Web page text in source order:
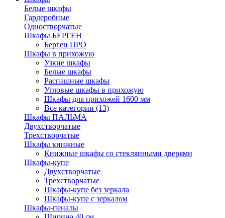
Белые шкафы
Гардеробные
Одностворчатые
Шкафы БЕРГЕН
Берген ПРО
Шкафы в прихожую
Узкие шкафы
Белые шкафы
Распашные шкафы
Угловые шкафы в прихожую
Шкафы для прихожей 1600 мм
Все категории (13)
Шкафы ПАЛЬМА
Двухстворчатые
Трехстворчатые
Шкафы книжные
Книжные шкафы со стеклянными дверями
Шкафы-купе
Двухстворчатые
Трехстворчатые
Шкафы-купе без зеркала
Шкафы-купе с зеркалом
Шкафы-пеналы